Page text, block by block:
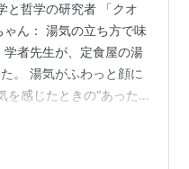
と哲学の研究者 「クオ
ゃん： 湯気の立ち方で味
者先生が、定食屋の湯
。 湯気がふわっと顔に
を感じたときの“あった
ばちゃん： 「あ〜、わ
噌汁の“うんまさ”がわか